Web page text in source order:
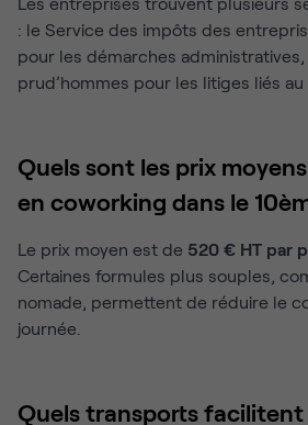
: le Service des impôts des
pour les démarches
prud’hommes pour les litiges liés au
Quels sont les prix
en coworking dans le
Le prix moyen est de 520 € HT par
Certaines formules plus souples,
nomade, permettent de réduire le
journée.
Quels transports facilitent